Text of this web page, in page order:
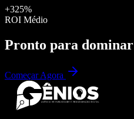
+325%
ROI Médio
Pronto para dominar
Começar Agora